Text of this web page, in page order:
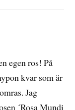
egen ros! På
kvar som är
Jag
´Rosa Mundi